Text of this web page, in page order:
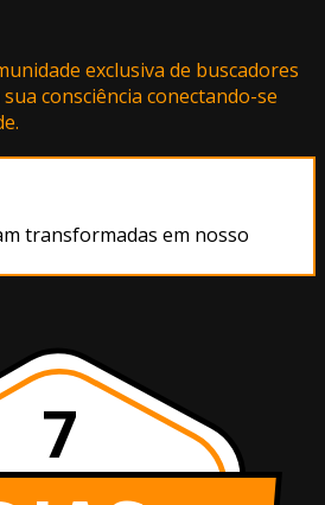
exclusiva de buscadores
consciência conectando-se
transformadas em nosso
7